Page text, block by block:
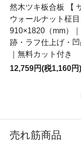
然木ツキ板合板 【
ウォールナット柾目
910×1820（mm）
跡・ラフ仕上げ・凹
｜無料カット付き
12,759円(税1,160円)
売れ筋商品